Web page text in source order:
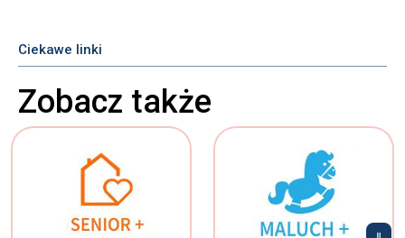
Ciekawe linki
Zobacz także